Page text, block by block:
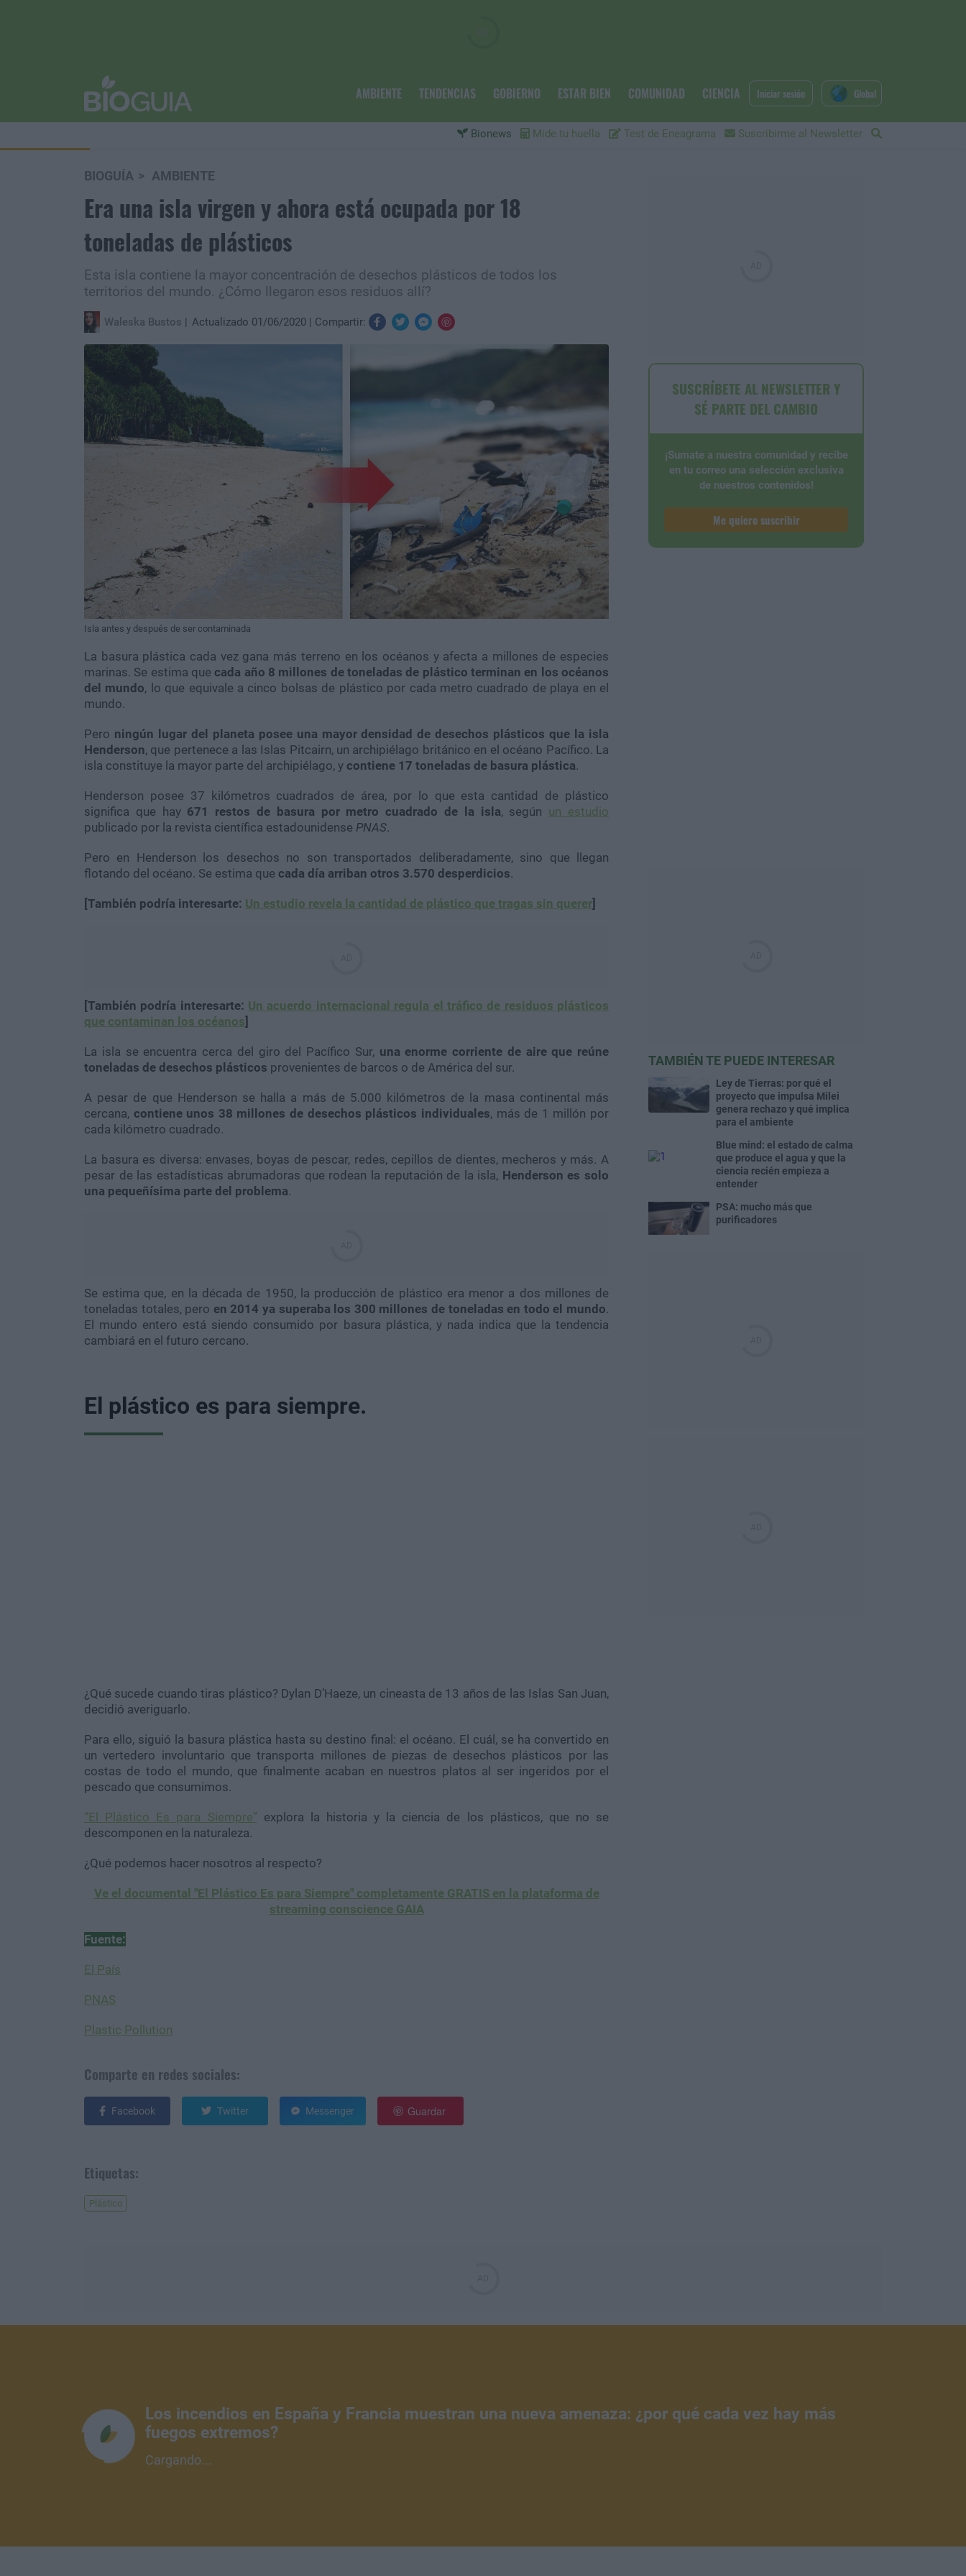
AMBIENTE TENDENCIAS GOBIERNO ESTAR BIEN COMUNIDAD CIENCIA
Bionews Mide tu huella Test de Eneagrama Suscribirme al Newsletter
Iniciar sesión Global
BIOGUÍA AMBIENTE
Era una isla virgen y ahora está ocupada por 18
toneladas de plásticos
Esta isla contiene la mayor concentración de desechos plásticos de todos los
territorios del mundo. ¿Cómo llegaron esos residuos allí?
Waleska Bustos Actualizado 01/06/2020 Compartir:
Isla antes y después de ser contaminada
La basura plástica cada vez gana más terreno en los océanos y afecta a millones de especies
marinas. Se estima que cada año 8 millones de toneladas de plástico terminan en los océanos
del mundo, lo que equivale a cinco bolsas de plástico por cada metro cuadrado de playa en el
mundo.
Pero ningún lugar del planeta posee una mayor densidad de desechos plásticos que la isla
Henderson, que pertenece a las Islas Pitcairn, un archipiélago británico en el océano Pacífico. La
isla constituye la mayor parte del archipiélago, y contiene 17 toneladas de basura plástica.
Henderson posee 37 kilómetros cuadrados de área, por lo que esta cantidad de plástico
significa que hay 671 restos de basura por metro cuadrado de la isla, según un estudio
publicado por la revista científica estadounidense PNAS.
Pero en Henderson los desechos no son transportados deliberadamente, sino que llegan
flotando del océano. Se estima que cada día arriban otros 3.570 desperdicios.
[También podría interesarte: Un estudio revela la cantidad de plástico que tragas sin querer]
[También podría interesarte: Un acuerdo internacional regula el tráfico de residuos plásticos
que contaminan los océanos]
La isla se encuentra cerca del giro del Pacífico Sur, una enorme corriente de aire que reúne
toneladas de desechos plásticos provenientes de barcos o de América del sur.
A pesar de que Henderson se halla a más de 5.000 kilómetros de la masa continental más
cercana, contiene unos 38 millones de desechos plásticos individuales, más de 1 millón por
cada kilómetro cuadrado.
La basura es diversa: envases, boyas de pescar, redes, cepillos de dientes, mecheros y más. A
pesar de las estadísticas abrumadoras que rodean la reputación de la isla, Henderson es solo
una pequeñísima parte del problema.
Se estima que, en la década de 1950, la producción de plástico era menor a dos millones de
toneladas totales, pero en 2014 ya superaba los 300 millones de toneladas en todo el mundo.
El mundo entero está siendo consumido por basura plástica, y nada indica que la tendencia
cambiará en el futuro cercano.
El plástico es para siempre.
¿Qué sucede cuando tiras plástico? Dylan D’Haeze, un cineasta de 13 años de las Islas San Juan,
decidió averiguarlo.
Para ello, siguió la basura plástica hasta su destino final: el océano. El cuál, se ha convertido en
un vertedero involuntario que transporta millones de piezas de desechos plásticos por las
costas de todo el mundo, que finalmente acaban en nuestros platos al ser ingeridos por el
pescado que consumimos.
“El Plástico Es para Siempre” explora la historia y la ciencia de los plásticos, que no se
descomponen en la naturaleza.
¿Qué podemos hacer nosotros al respecto?
Ve el documental "El Plástico Es para Siempre" completamente GRATIS en la plataforma de
streaming conscience GAIA
Fuente:
El País
PNAS
Plastic Pollution
Comparte en redes sociales:
Facebook Twitter Messenger Guardar
Etiquetas:
Plástico
SUSCRÍBETE AL NEWSLETTER Y
SÉ PARTE DEL CAMBIO
¡Sumate a nuestra comunidad y recibe
en tu correo una selección exclusiva
de nuestros contenidos!
Me quiero suscribir
TAMBIÉN TE PUEDE INTERESAR
Ley de Tierras: por qué el
proyecto que impulsa Milei
genera rechazo y qué implica
para el ambiente
Blue mind: el estado de calma
que produce el agua y que la
ciencia recién empieza a
entender
PSA: mucho más que
purificadores
Los incendios en España y Francia muestran una nueva amenaza: ¿por qué cada vez hay más
fuegos extremos?
Cargando...